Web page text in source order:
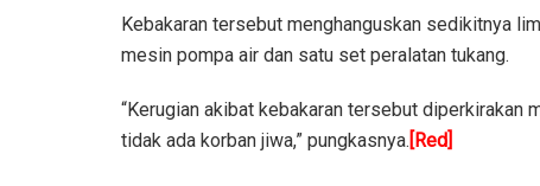
Kebakaran tersebut menghanguskan sedikitnya
mesin pompa air dan satu set peralatan tukang.
“Kerugian akibat kebakaran tersebut diperkirakan
tidak ada korban jiwa,” pungkasnya. [Red]